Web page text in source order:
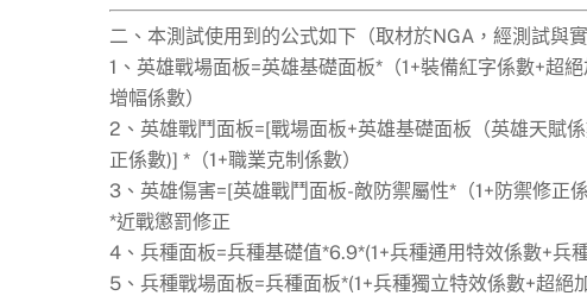
二、本測試使用到的公式如下（取材於NGA，經測試與
1、英雄戰場面板=英雄基礎面板*（1+裝備紅字係數+超
增幅係數）
2、英雄戰鬥面板=[戰場面板+英雄基礎面板（英雄天賦
正係數)] *（1+職業克制係數）
3、英雄傷害=[英雄戰鬥面板-敵防禦屬性*（1+防禦修正
*近戰懲罰修正
4、兵種面板=兵種基礎值*6.9*(1+兵種通用特效係數+兵
5、兵種戰場面板=兵種面板*(1+兵種獨立特效係數+超